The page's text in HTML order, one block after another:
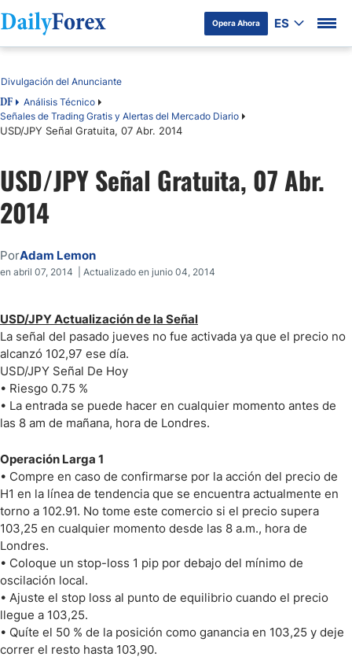
Opera Ahora ES
Tabla de contenidos
DF
Análisis Técnico
Señales de Trading Gratis y Alertas del Mercado Diario
USD/JPY Señal Gratuita, 07 Abr. 2014
Divulgación del Anunciante
USD/JPY Señal Gratuita, 07 Abr.
2014
PorAdam Lemon
en abril 07, 2014 | Actualizado en junio 04, 2014
USD/JPY Actualización de la Señal
La señal del pasado jueves no fue activada ya que el precio no
alcanzó 102,97 ese día.
USD/JPY Señal De Hoy
• Riesgo 0.75 %
• La entrada se puede hacer en cualquier momento antes de
las 8 am de mañana, hora de Londres.
Operación Larga 1
• Compre en caso de confirmarse por la acción del precio de
H1 en la línea de tendencia que se encuentra actualmente en
torno a 102.91. No tome este comercio si el precio supera
103,25 en cualquier momento desde las 8 a.m., hora de
Londres.
• Coloque un stop-loss 1 pip por debajo del mínimo de
oscilación local.
• Ajuste el stop loss al punto de equilibrio cuando el precio
llegue a 103,25.
• Quíte el 50 % de la posición como ganancia en 103,25 y deje
correr el resto hasta 103,90.